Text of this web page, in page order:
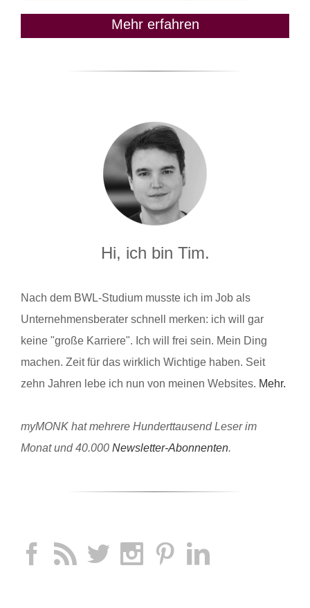
Mehr erfahren
Hi, ich bin Tim.
Nach dem BWL-Studium musste ich im Job als
Unternehmensberater schnell merken: ich will gar
keine "große Karriere". Ich will frei sein. Mein Ding
machen. Zeit für das wirklich Wichtige haben. Seit
zehn Jahren lebe ich nun von meinen Websites. Mehr.
myMONK hat mehrere Hunderttausend Leser im
Monat und 40.000 Newsletter-Abonnenten.